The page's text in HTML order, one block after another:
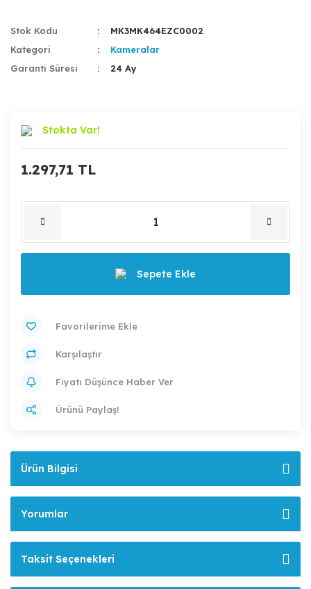
Stok Kodu
MK3MK464EZC0002
Kategori
Kameralar
Garanti Süresi
24 Ay
Stokta Var!
1.297,71 TL
Sepete Ekle
Karşılaştır
Fiyatı Düşünce Haber Ver
Ürünü Paylaş!
Ürün Bilgisi
Yorumlar
Taksit Seçenekleri